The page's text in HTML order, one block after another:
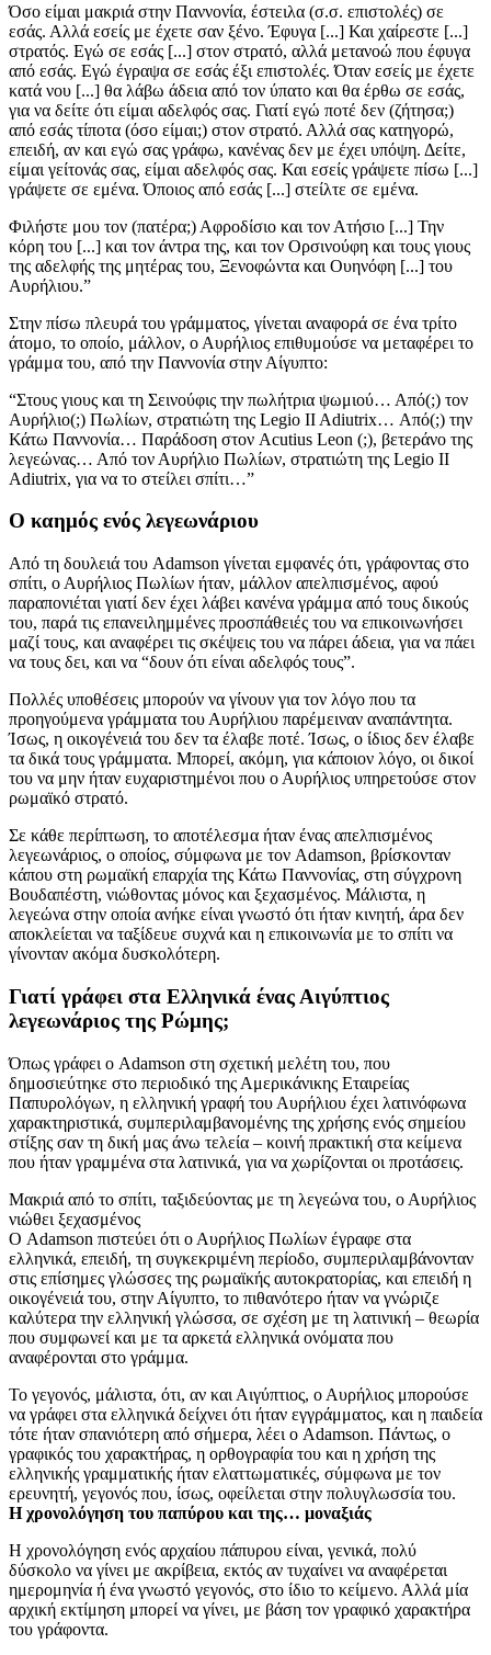
Όσο είμαι μακριά στην Παννονία, έστειλα (σ.σ. επιστολές) σε
εσάς. Αλλά εσείς με έχετε σαν ξένο. Έφυγα [...] Και χαίρεστε [...]
στρατός. Εγώ σε εσάς [...] στον στρατό, αλλά μετανοώ που έφυγα
από εσάς. Εγώ έγραψα σε εσάς έξι επιστολές. Όταν εσείς με έχετε
κατά νου [...] θα λάβω άδεια από τον ύπατο και θα έρθω σε εσάς,
για να δείτε ότι είμαι αδελφός σας. Γιατί εγώ ποτέ δεν (ζήτησα;)
από εσάς τίποτα (όσο είμαι;) στον στρατό. Αλλά σας κατηγορώ,
επειδή, αν και εγώ σας γράφω, κανένας δεν με έχει υπόψη. Δείτε,
είμαι γείτονάς σας, είμαι αδελφός σας. Και εσείς γράψετε πίσω [...]
γράψετε σε εμένα. Όποιος από εσάς [...] στείλτε σε εμένα.
Φιλήστε μου τον (πατέρα;) Αφροδίσιο και τον Ατήσιο [...] Την
κόρη του [...] και τον άντρα της, και τον Ορσινούφη και τους γιους
της αδελφής της μητέρας του, Ξενοφώντα και Ουηνόφη [...] του
Αυρήλιου.”
Στην πίσω πλευρά του γράμματος, γίνεται αναφορά σε ένα τρίτο
άτομο, το οποίο, μάλλον, ο Αυρήλιος επιθυμούσε να μεταφέρει το
γράμμα του, από την Παννονία στην Αίγυπτο:
“Στους γιους και τη Σεινούφις την πωλήτρια ψωμιού… Από(;) τον
Αυρήλιο(;) Πωλίων, στρατιώτη της Legio II Adiutrix… Από(;) την
Κάτω Παννονία… Παράδοση στον Acutius Leon (;), βετεράνο της
λεγεώνας… Από τον Αυρήλιο Πωλίων, στρατιώτη της Legio II
Adiutrix, για να το στείλει σπίτι…”
Ο καημός ενός λεγεωνάριου
Από τη δουλειά του Adamson γίνεται εμφανές ότι, γράφοντας στο
σπίτι, ο Αυρήλιος Πωλίων ήταν, μάλλον απελπισμένος, αφού
παραπονιέται γιατί δεν έχει λάβει κανένα γράμμα από τους δικούς
του, παρά τις επανειλημμένες προσπάθειές του να επικοινωνήσει
μαζί τους, και αναφέρει τις σκέψεις του να πάρει άδεια, για να πάει
να τους δει, και να “δουν ότι είναι αδελφός τους”.
Πολλές υποθέσεις μπορούν να γίνουν για τον λόγο που τα
προηγούμενα γράμματα του Αυρήλιου παρέμειναν αναπάντητα.
Ίσως, η οικογένειά του δεν τα έλαβε ποτέ. Ίσως, ο ίδιος δεν έλαβε
τα δικά τους γράμματα. Μπορεί, ακόμη, για κάποιον λόγο, οι δικοί
του να μην ήταν ευχαριστημένοι που ο Αυρήλιος υπηρετούσε στον
ρωμαϊκό στρατό.
Σε κάθε περίπτωση, το αποτέλεσμα ήταν ένας απελπισμένος
λεγεωνάριος, ο οποίος, σύμφωνα με τον Adamson, βρίσκονταν
κάπου στη ρωμαϊκή επαρχία της Κάτω Παννονίας, στη σύγχρονη
Βουδαπέστη, νιώθοντας μόνος και ξεχασμένος. Μάλιστα, η
λεγεώνα στην οποία ανήκε είναι γνωστό ότι ήταν κινητή, άρα δεν
αποκλείεται να ταξίδευε συχνά και η επικοινωνία με το σπίτι να
γίνονταν ακόμα δυσκολότερη.
Γιατί γράφει στα Ελληνικά ένας Αιγύπτιος
λεγεωνάριος της Ρώμης;
Όπως γράφει ο Adamson στη σχετική μελέτη του, που
δημοσιεύτηκε στο περιοδικό της Αμερικάνικης Εταιρείας
Παπυρολόγων, η ελληνική γραφή του Αυρήλιου έχει λατινόφωνα
χαρακτηριστικά, συμπεριλαμβανομένης της χρήσης ενός σημείου
στίξης σαν τη δική μας άνω τελεία – κοινή πρακτική στα κείμενα
που ήταν γραμμένα στα λατινικά, για να χωρίζονται οι προτάσεις.
Μακριά από το σπίτι, ταξιδεύοντας με τη λεγεώνα του, ο Αυρήλιος
νιώθει ξεχασμένος
Ο Adamson πιστεύει ότι ο Αυρήλιος Πωλίων έγραφε στα
ελληνικά, επειδή, τη συγκεκριμένη περίοδο, συμπεριλαμβάνονταν
στις επίσημες γλώσσες της ρωμαϊκής αυτοκρατορίας, και επειδή η
οικογένειά του, στην Αίγυπτο, το πιθανότερο ήταν να γνώριζε
καλύτερα την ελληνική γλώσσα, σε σχέση με τη λατινική – θεωρία
που συμφωνεί και με τα αρκετά ελληνικά ονόματα που
αναφέρονται στο γράμμα.
Το γεγονός, μάλιστα, ότι, αν και Αιγύπτιος, ο Αυρήλιος μπορούσε
να γράφει στα ελληνικά δείχνει ότι ήταν εγγράμματος, και η παιδεία
τότε ήταν σπανιότερη από σήμερα, λέει ο Adamson. Πάντως, ο
γραφικός του χαρακτήρας, η ορθογραφία του και η χρήση της
ελληνικής γραμματικής ήταν ελαττωματικές, σύμφωνα με τον
ερευνητή, γεγονός που, ίσως, οφείλεται στην πολυγλωσσία του.
Η χρονολόγηση του παπύρου και της… μοναξιάς
Η χρονολόγηση ενός αρχαίου πάπυρου είναι, γενικά, πολύ
δύσκολο να γίνει με ακρίβεια, εκτός αν τυχαίνει να αναφέρεται
ημερομηνία ή ένα γνωστό γεγονός, στο ίδιο το κείμενο. Αλλά μία
αρχική εκτίμηση μπορεί να γίνει, με βάση τον γραφικό χαρακτήρα
του γράφοντα.